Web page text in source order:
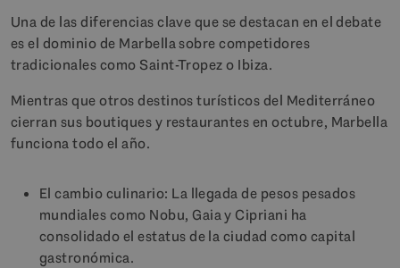
Una de las diferencias clave que se destacan en el debate
es el dominio de Marbella sobre competidores
tradicionales como Saint-Tropez o Ibiza.
Mientras que otros destinos turísticos del Mediterráneo
cierran sus boutiques y restaurantes en octubre, Marbella
funciona todo el año.
El cambio culinario: La llegada de pesos pesados
mundiales como Nobu, Gaia y Cipriani ha
consolidado el estatus de la ciudad como capital
gastronómica.